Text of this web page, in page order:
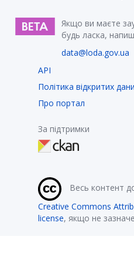
Якщо ви маєте
будь ласка,
data@loda.gov.ua
API
Політика відкритих
Про портал
За підтримки
Весь контент
Creative Commons
license, якщо не